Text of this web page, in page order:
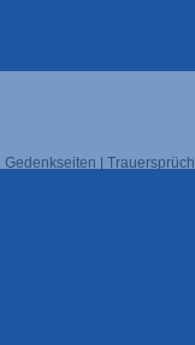
Gedenkseiten